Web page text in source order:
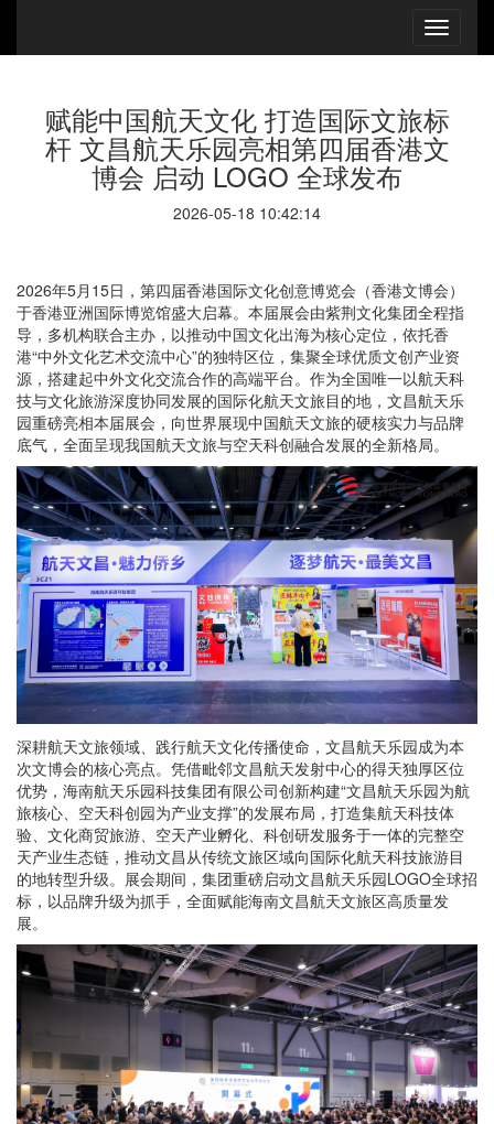
赋能中国航天文化 打造国际文旅标
杆 文昌航天乐园亮相第四届香港文
博会 启动 LOGO 全球发布
2026-05-18 10:42:14
2026年5月15日，第四届香港国际文化创意博览会（香港文博会）
于香港亚洲国际博览馆盛大启幕。本届展会由紫荆文化集团全程指
导，多机构联合主办，以推动中国文化出海为核心定位，依托香
港“中外文化艺术交流中心”的独特区位，集聚全球优质文创产业资
源，搭建起中外文化交流合作的高端平台。作为全国唯一以航天科
技与文化旅游深度协同发展的国际化航天文旅目的地，文昌航天乐
园重磅亮相本届展会，向世界展现中国航天文旅的硬核实力与品牌
底气，全面呈现我国航天文旅与空天科创融合发展的全新格局。
深耕航天文旅领域、践行航天文化传播使命，文昌航天乐园成为本
次文博会的核心亮点。凭借毗邻文昌航天发射中心的得天独厚区位
优势，海南航天乐园科技集团有限公司创新构建“文昌航天乐园为航
旅核心、空天科创园为产业支撑”的发展布局，打造集航天科技体
验、文化商贸旅游、空天产业孵化、科创研发服务于一体的完整空
天产业生态链，推动文昌从传统文旅区域向国际化航天科技旅游目
的地转型升级。展会期间，集团重磅启动文昌航天乐园LOGO全球招
标，以品牌升级为抓手，全面赋能海南文昌航天文旅区高质量发
展。